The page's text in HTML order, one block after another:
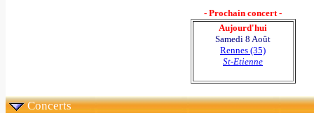
- Prochain concert -
Aujourd'hui
Samedi 8 Août
Rennes (35)
St-Etienne
Concerts